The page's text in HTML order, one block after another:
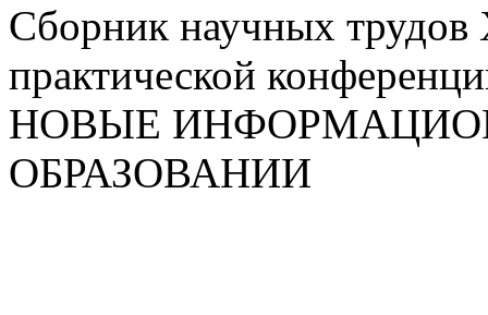
Сборник научных
практической
НОВЫЕ
ОБРАЗОВАНИИ